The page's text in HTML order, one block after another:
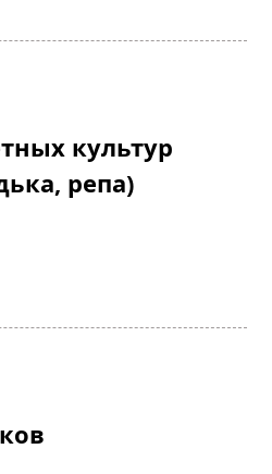
культур
репа)